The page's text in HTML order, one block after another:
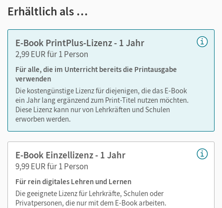
Medien in diesem E-Book:
Audios
Links zu denFollow the link-Materialien (PDF, Bilder,
Word-Vorlagen)
Erhältlich als …
E-Book PrintPlus-Lizenz - 1 Jahr
2,99 EUR für 1 Person
Für alle, die im Unterricht bereits die Printausgabe
verwenden
Die kostengünstige Lizenz für diejenigen, die das E-Book
ein Jahr lang ergänzend zum Print-Titel nutzen möchten.
Diese Lizenz kann nur von Lehrkräften und Schulen
erworben werden.
E-Book Einzellizenz - 1 Jahr
9,99 EUR für 1 Person
Für rein digitales Lehren und Lernen
Die geeignete Lizenz für Lehrkräfte, Schulen oder
Privatpersonen, die nur mit dem E-Book arbeiten.